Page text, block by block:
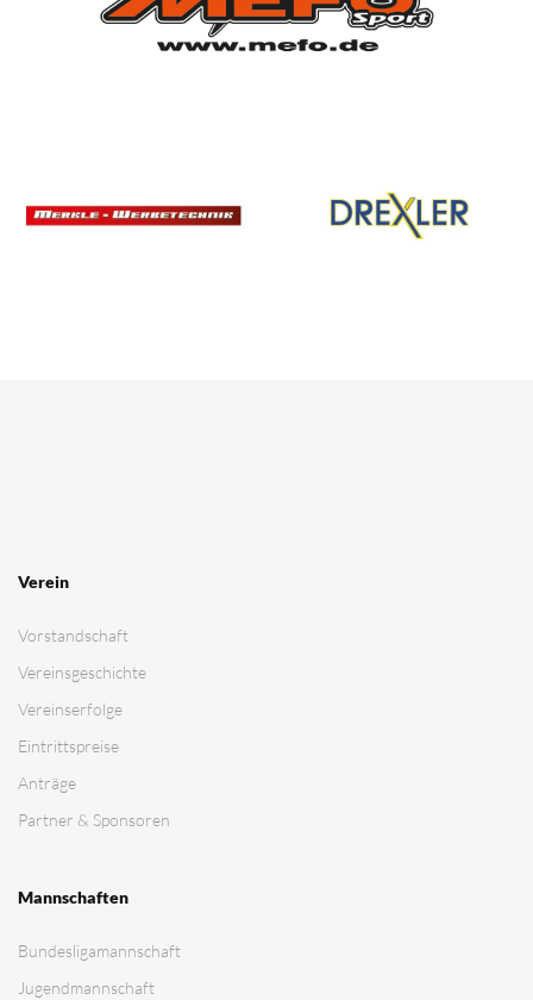
Verein
Vorstandschaft
Vereinsgeschichte
Vereinserfolge
Eintrittspreise
Anträge
Partner & Sponsoren
Mannschaften
Bundesligamannschaft
Jugendmannschaft